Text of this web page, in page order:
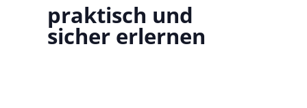
praktisch und
sicher erlernen